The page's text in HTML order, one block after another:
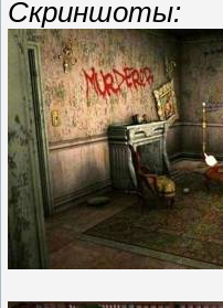
Скриншоты: